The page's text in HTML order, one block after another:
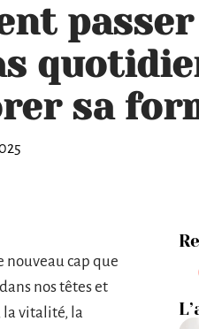
passer
sa
nouveau cap que
nos têtes et
la vitalité, la